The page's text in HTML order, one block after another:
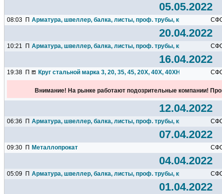
05.05.2022
08:03 П Арматура, швеллер, балка, листы, проф. трубы, круг, квадрат
20.04.2022
10:21 П Арматура, швеллер, балка, листы, проф. трубы, круг, квадрат...
16.04.2022
19:38 П Круг стальной марка 3, 20, 35, 45, 20Х, 40Х, 40ХН, 18ХГТ...
Внимание! На рынке работают подозрительные компании!
12.04.2022
06:36 П Арматура, швеллер, балка, листы, проф. трубы, круг, квадрат...
07.04.2022
09:30 П Металлопрокат
04.04.2022
05:09 П Арматура, швеллер, балка, листы, проф. трубы, круг, квадрат...
01.04.2022